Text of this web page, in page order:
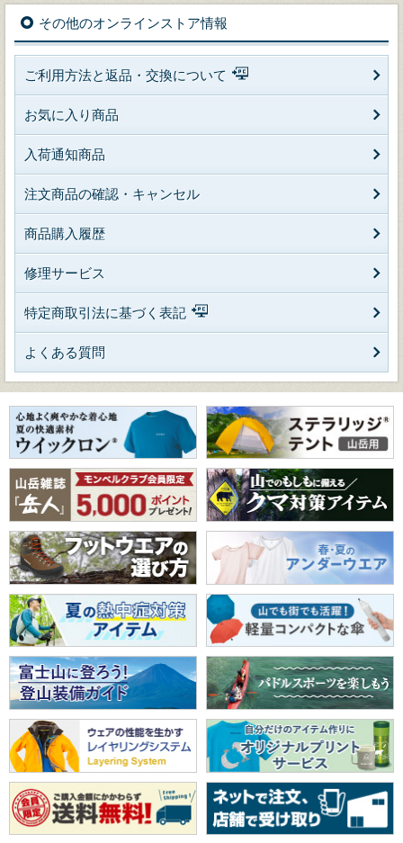
その他のオンラインストア情報
ご利用方法と返品・交換について
お気に入り商品
入荷通知商品
注文商品の確認・キャンセル
商品購入履歴
修理サービス
特定商取引法に基づく表記
よくある質問